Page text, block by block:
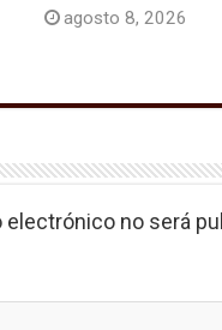
agosto 8, 2026
no será